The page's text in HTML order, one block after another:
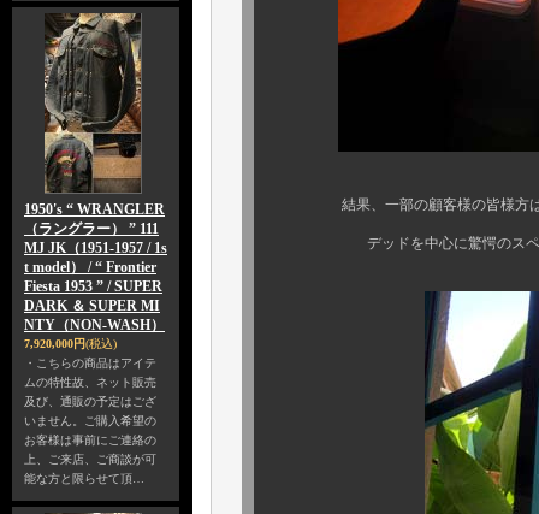
1950's “ WRANGLER
（ラングラー） ” 111
MJ JK（1951-1957 / 1s
t model） / “ Frontier
Fiesta 1953 ” / SUPER
DARK ＆ SUPER MI
NTY（NON-WASH）
7,920,000円(税込)
・こちらの商品はアイテ
ムの特性故、ネット販売
及び、通販の予定はござ
いません。ご購入希望の
お客様は事前にご連絡の
上、ご来店、ご商談が可
能な方と限らせて頂…
結果、一部の顧客様の皆様方は既
デッドを中心に驚愕のスペシャ